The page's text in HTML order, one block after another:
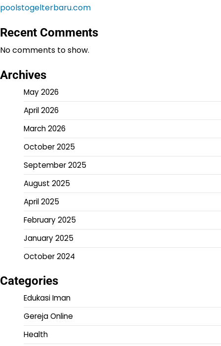
poolstogelterbaru.com
Recent Comments
No comments to show.
Archives
May 2026
April 2026
March 2026
October 2025
September 2025
August 2025
April 2025
February 2025
January 2025
October 2024
Categories
Edukasi Iman
Gereja Online
Health